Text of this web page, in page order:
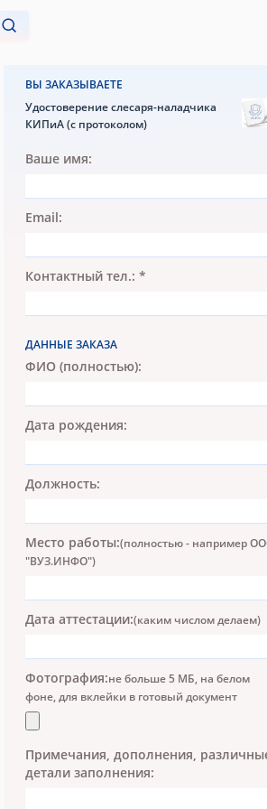
Ваше имя:
Email:
Контактный тел.: *
ДАННЫЕ ЗАКАЗА
ФИО (полностью):
Дата рождения:
Должность:
Место работы:(полностью - например
"ВУЗ.ИНФО")
Дата аттестации:(каким числом делаем)
Фотография:не больше 5 МБ, на белом
фоне, для вклейки в готовый документ
Примечания, дополнения,
детали заполнения:
ВЫ ЗАКАЗЫВАЕТЕ
Удостоверение слесаря-наладчика
КИПиА (с протоколом)